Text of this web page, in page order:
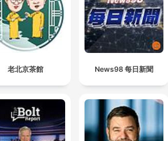
spiega perché gli USA stiano
diretto in vari teatri di crisi mondiali.
herbivore e di carnivore. Se si decide
i carnivori gagneranno.
conclusiva sulla necessità di una
老北京茶館 News98 每日新聞